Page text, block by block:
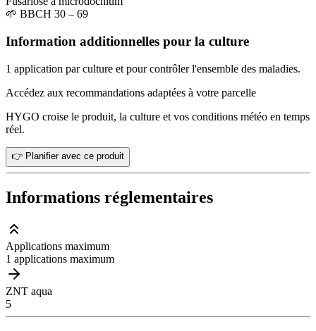
🌱 BBCH 30 – 69
Information additionnelles pour la culture
1 application par culture et pour contrôler l'ensemble des maladies.
Accédez aux recommandations adaptées à votre parcelle
HYGO croise le produit, la culture et vos conditions météo en temps
réel.
👉 Planifier avec ce produit
Informations réglementaires
Applications maximum
1 applications maximum
ZNT aqua
5